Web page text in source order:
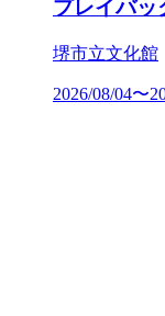
プレイバッ
堺市立文化館
2026/08/04〜